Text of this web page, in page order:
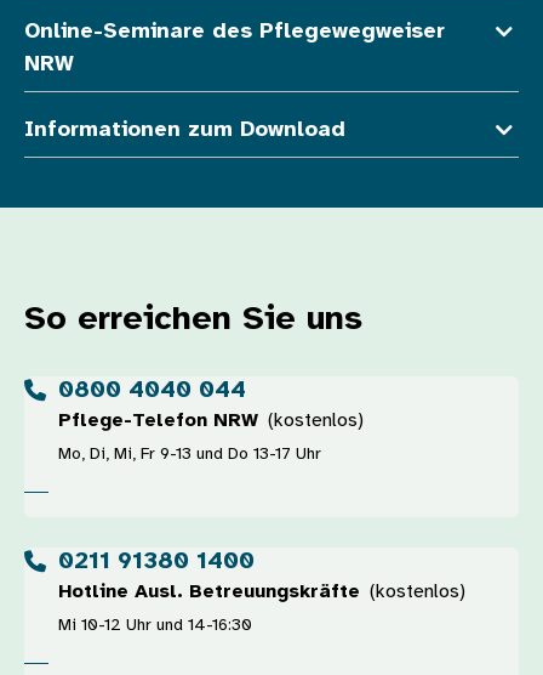
Online-Seminare des Pflegewegweiser
NRW
Informationen zum Download
So erreichen Sie uns
0800 4040 044
Pflege-Telefon NRW (kostenlos)
Mo, Di, Mi, Fr 9-13 und Do 13-17 Uhr
0211 91380 1400
Hotline Ausl. Betreuungskräfte (kostenlos)
Mi 10-12 Uhr und 14-16:30